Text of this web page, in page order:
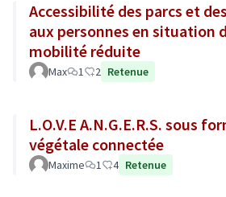
Accessibilité des parcs et
aux personnes en situation
mobilité réduite
Max 1 2 Retenue
L.O.V.E A.N.G.E.R.S. sous forme de Sculpture
végétale connectée
Maxime 1 4 Retenue